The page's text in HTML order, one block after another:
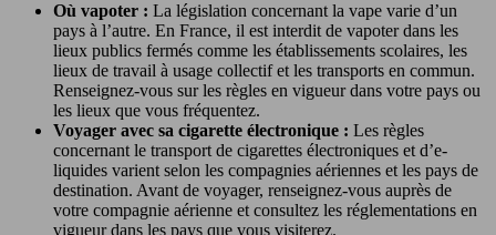
Où vapoter : La législation concernant la vape varie d’un
pays à l’autre. En France, il est interdit de vapoter dans les
lieux publics fermés comme les établissements scolaires, les
lieux de travail à usage collectif et les transports en commun.
Renseignez-vous sur les règles en vigueur dans votre pays ou
les lieux que vous fréquentez.
Voyager avec sa cigarette électronique : Les règles
concernant le transport de cigarettes électroniques et d’e-
liquides varient selon les compagnies aériennes et les pays de
destination. Avant de voyager, renseignez-vous auprès de
votre compagnie aérienne et consultez les réglementations en
vigueur dans les pays que vous visiterez.